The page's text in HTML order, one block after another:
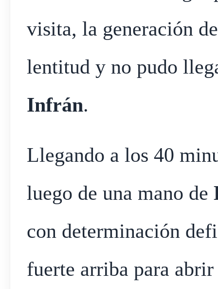
visita, la generación
lentitud y no pudo
Infrán.
Llegando a los 40
luego de una mano de
con determinación
fuerte arriba para